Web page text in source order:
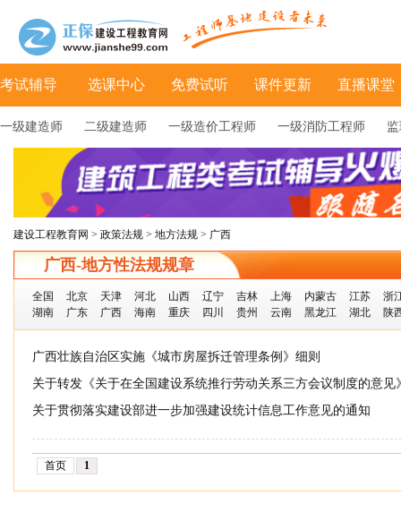
考试辅导 选课中心 免费试听 课件更新 直播课堂
一级建造师 二级建造师 一级造价工程师 一级消防工程师
建设工程教育网 > 政策法规 > 地方法规 > 广西
广西-地方性法规规章
全国 北京 天津 河北 山西 辽宁 吉林 上海 内蒙古 江苏
浙
湖南
广东 广西 海南 重庆 四川 贵州 云南 黑龙江 湖北 陕
广西壮族自治区实施《城市房屋拆迁管理条例》细则
关于转发《关于在全国建设系统推行劳动关系三方会议制度的意见
关于贯彻落实建设部进一步加强建设统计信息工作意见的通知
首页 1